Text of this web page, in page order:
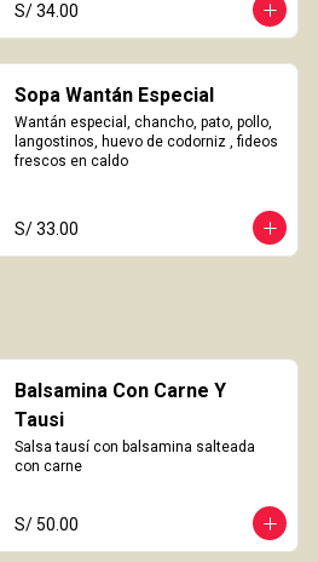
S/ 34.00
Sopa Wantán Especial
Wantán especial, chancho, pato, pollo,
langostinos, huevo de codorniz , fideos
frescos en caldo
S/ 33.00
Balsamina Con Carne Y
Tausi
Salsa tausí con balsamina salteada
con carne
S/ 50.00